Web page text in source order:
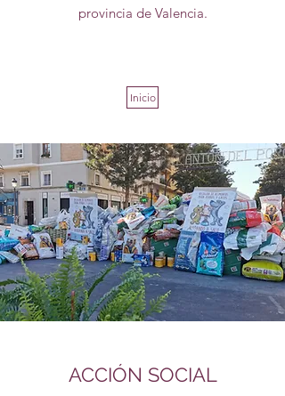
provincia de Valencia.
Inicio
ACCIÓN SOCIAL